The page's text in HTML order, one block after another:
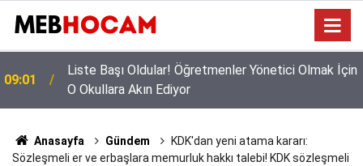
23:02
Mazeret Tayini Yapan Öğretmenler Dikkkat: Bu
Onayı Almayanların Tercihi İptal Olacak!
Anasayfa Gündem
KDK'dan yeni atama kararı:
Sözleşmeli er ve erbaşlara memurluk hakkı talebi! KDK sözleşmeli